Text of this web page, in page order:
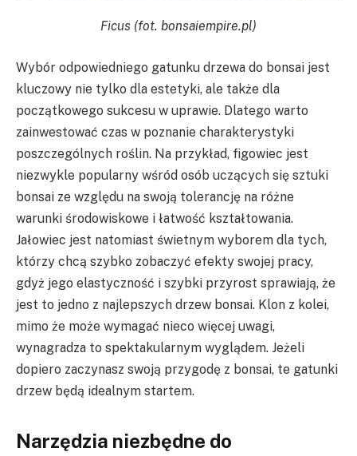
Ficus (fot. bonsaiempire.pl)
Wybór odpowiedniego gatunku drzewa do bonsai jest
kluczowy nie tylko dla estetyki, ale także dla
początkowego sukcesu w uprawie. Dlatego warto
zainwestować czas w poznanie charakterystyki
poszczególnych roślin. Na przykład, figowiec jest
niezwykle popularny wśród osób uczących się sztuki
bonsai ze względu na swoją tolerancję na różne
warunki środowiskowe i łatwość kształtowania.
Jałowiec jest natomiast świetnym wyborem dla tych,
którzy chcą szybko zobaczyć efekty swojej pracy,
gdyż jego elastyczność i szybki przyrost sprawiają, że
jest to jedno z najlepszych drzew bonsai. Klon z kolei,
mimo że może wymagać nieco więcej uwagi,
wynagradza to spektakularnym wyglądem. Jeżeli
dopiero zaczynasz swoją przygodę z bonsai, te gatunki
drzew będą idealnym startem.
Narzędzia niezbędne do